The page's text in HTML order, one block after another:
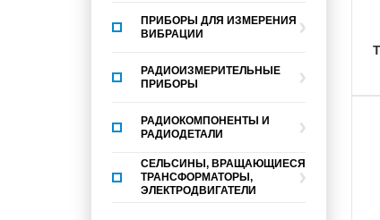
ПРИБОРЫ ДЛЯ ИЗМЕРЕНИЯ
ВИБРАЦИИ
РАДИОИЗМЕРИТЕЛЬНЫЕ
ПРИБОРЫ
РАДИОКОМПОНЕНТЫ И
РАДИОДЕТАЛИ
СЕЛЬСИНЫ, ВРАЩАЮЩИЕСЯ
ТРАНСФОРМАТОРЫ,
ЭЛЕКТРОДВИГАТЕЛИ